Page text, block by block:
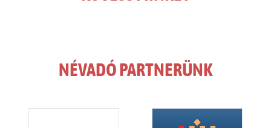
NÉVADÓ PARTNERÜNK